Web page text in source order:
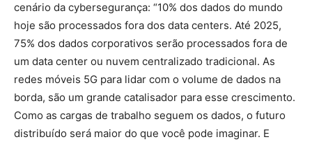
cenário da cybersegurança: “10% dos dados do mundo
hoje são processados fora dos data centers. Até 2025,
75% dos dados corporativos serão processados fora de
um data center ou nuvem centralizado tradicional. As
redes móveis 5G para lidar com o volume de dados na
borda, são um grande catalisador para esse crescimento.
Como as cargas de trabalho seguem os dados, o futuro
distribuído será maior do que você pode imaginar. E